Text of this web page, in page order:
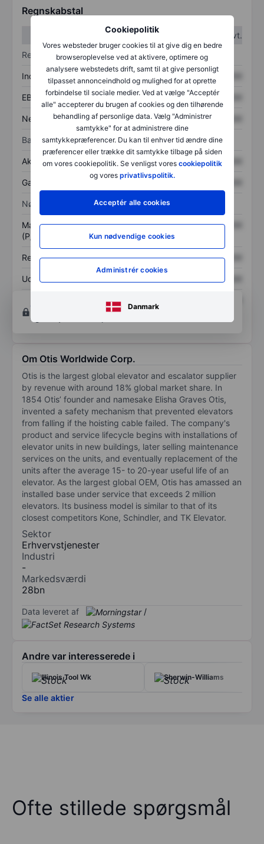
Cookiepolitik
Vores websteder bruger cookies til at give dig en bedre
browseroplevelse ved at aktivere, optimere og
analysere webstedets drift, samt til at give personligt
tilpasset annonceindhold og mulighed for at oprette
forbindelse til sociale medier. Ved at vælge "Acceptér
alle" accepterer du brugen af cookies og den tilhørende
behandling af personlige data. Vælg "Administrer
samtykke" for at administrere dine
samtykkepræferencer. Du kan til enhver tid ændre dine
præferencer eller trække dit samtykke tilbage på siden
om vores cookiepolitik. Se venligst vores cookiepolitik
og vores privatlivspolitik.
Acceptér alle cookies
Kun nødvendige cookies
Administrér cookies
Danmark
Regnskabstal
1. kvt.
2. kvt.
Resultatopgørelse
Indtægter XXXXXXX XXXXXXX
EBITDA XXXXXXX XXXXXXX
Nettoresultat XXXXXXX XXXXXXX
Balance
Aktiver i alt XXXXXXX XXXXXXX
Gæld XXXXXXX
Nøgletal
Markedsværdi/omsætning
(P/S)
XXXXXXX XXXXXXX
Resultat pr. aktie (EPS) XXXXXXX XXXXXXX
Udbytte pr. aktie XXXXXXX
Opret konto
for at få adgang til flere diagrammer
og analyse værktøjer.
Om Otis Worldwide Corp.
Otis is the largest global elevator and escalator supplier
by revenue with around 18% global market share. In
1854 Otis’ founder and namesake Elisha Graves Otis,
invented a safety mechanism that prevented elevators
from falling if the hoisting cable failed. The company's
product and service lifecycle begins with installations of
elevator units in new buildings, later selling maintenance
services on the units, and eventually replacement of the
units after the average 15- to 20-year useful life of an
elevator. As the largest global OEM, Otis has amassed an
installed base under service that exceeds 2 million
elevators. Its business model is similar to that of its
closest competitors Kone, Schindler, and TK Elevator.
Sektor
Erhvervstjenester
Industri
-
Markedsværdi
28bn
Data leveret af /
Andre var interesserede i
Illinois Tool Wk Sherwin-Williams
Se alle aktier
Ofte stillede spørgsmål